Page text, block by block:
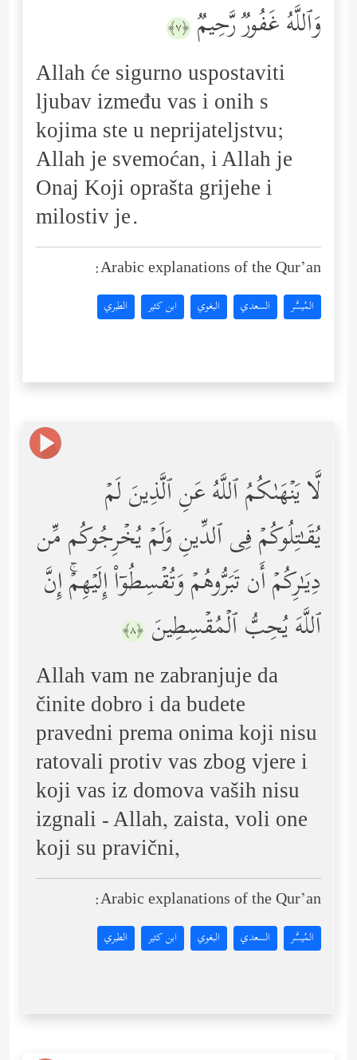
وَٱللَّهُ غَفُورࣱ رَّحِیمࣱ ﴿٧﴾
Allah će sigurno uspostaviti
ljubav između vas i onih s
kojima ste u neprijateljstvu;
Allah je svemoćan, i Allah je
Onaj Koji oprašta grijehe i
milostiv je.
Arabic explanations of the Qur’an:
المُيسَّر السعدي البغوي ابن كثير الطبري
لَّا یَنۡهَىٰكُمُ ٱللَّهُ عَنِ ٱلَّذِینَ لَمۡ
یُقَـٰتِلُوكُمۡ فِی ٱلدِّینِ وَلَمۡ یُخۡرِجُوكُم مِّن
دِیَـٰرِكُمۡ أَن تَبَرُّوهُمۡ وَتُقۡسِطُوۤاْ إِلَیۡهِمۡۚ إِنَّ
ٱللَّهَ یُحِبُّ ٱلۡمُقۡسِطِینَ ﴿٨﴾
Allah vam ne zabranjuje da
činite dobro i da budete
pravedni prema onima koji nisu
ratovali protiv vas zbog vjere i
koji vas iz domova vaših nisu
izgnali - Allah, zaista, voli one
koji su pravični,
Arabic explanations of the Qur’an:
المُيسَّر السعدي البغوي ابن كثير الطبري